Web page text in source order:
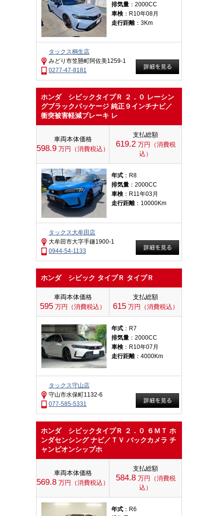
排気量 ：2000CC
車検 ：R10年08月
走行距離：3Km
タックス桐生店
みどり市笠懸町阿佐美1259-1
0277-47-8181
ホンダ シビックタイプＲ ２．０ レーシン
グブラックパッケージ 純正９インチナビ／
衝突被害軽減ブレーキ レ
車両本体価格
598.9 万円（消費税込）
支払総額
619.2万円（消費税
込）
年式 ：R8
排気量 ：2000CC
車検 ：R11年03月
走行距離：10000Km
タックス大牟田店
大牟田市大字手鎌1900-1
0944-54-1133
ホンダ シビック タイプＲ タイプＲ
車両本体価格
595 万円（消費税込）
支払総額
615万円（消費税込）
年式 ：R7
排気量 ：2000CC
車検 ：R10年07月
走行距離：4000Km
タックス守山店
守山市水保町1132-6
077-585-5331
ホンダ シビックタイプＲ ２．０ ６ＭＴ ホ
ンダセンシング ナビ／ＴＶ バックカメラ チ
ャンピオンシップホ
車両本体価格
569.8 万円（消費税込）
支払総額
584.8万円（消費税
込）
年式 ：R6